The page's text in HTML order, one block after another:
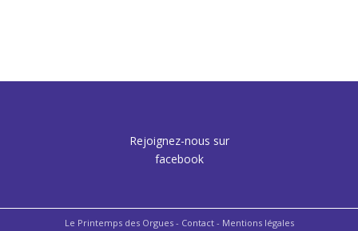
Rejoignez-nous sur
facebook
Le Printemps des Orgues - Contact- Mentions légales